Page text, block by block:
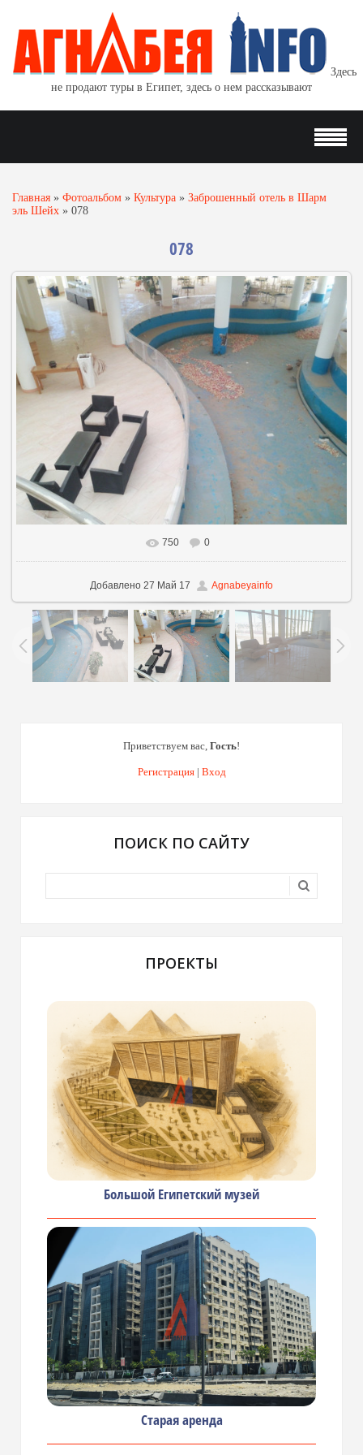
Здесь
не продают туры в Египет, здесь о нем рассказывают
Главная » Фотоальбом » Культура » Заброшенный отель в Шарм
эль Шейх » 078
078
В реальном размере 800x600
750 0
Добавлено 27 Май 17 Agnabeyainfo
Приветствуем вас, Гость!
Регистрация| Вход
ПОИСК ПО САЙТУ
ПРОЕКТЫ
Большой Египетский музей
Старая аренда